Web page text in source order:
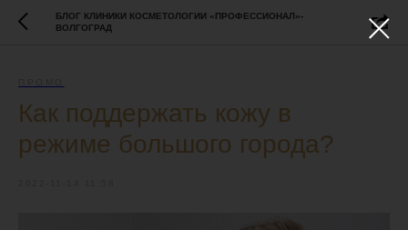
БЛОГ КЛИНИКИ КОСМЕТОЛОГИИ «ПРОФЕССИОНАЛ»-
ВОЛГОГРАД
Как поддержать кожу в
режиме большого города?